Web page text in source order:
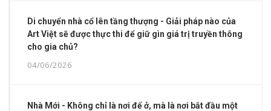
Di chuyển nhà cổ lên tầng thượng - Giải pháp nào của
Art Việt sẽ được thực thi để giữ gìn giá trị truyền thông
cho gia chủ?
04/06/2026
Nhà Mới - Không chỉ là nơi để ở, mà là nơi bắt đầu một